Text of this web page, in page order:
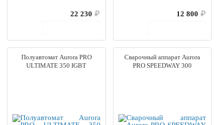
22 230 ₽
12 800 ₽
Полуавтомат Aurora PRO
ULTIMATE 350 IGBT
Сварочный аппарат Aurora
PRO SPEEDWAY 300